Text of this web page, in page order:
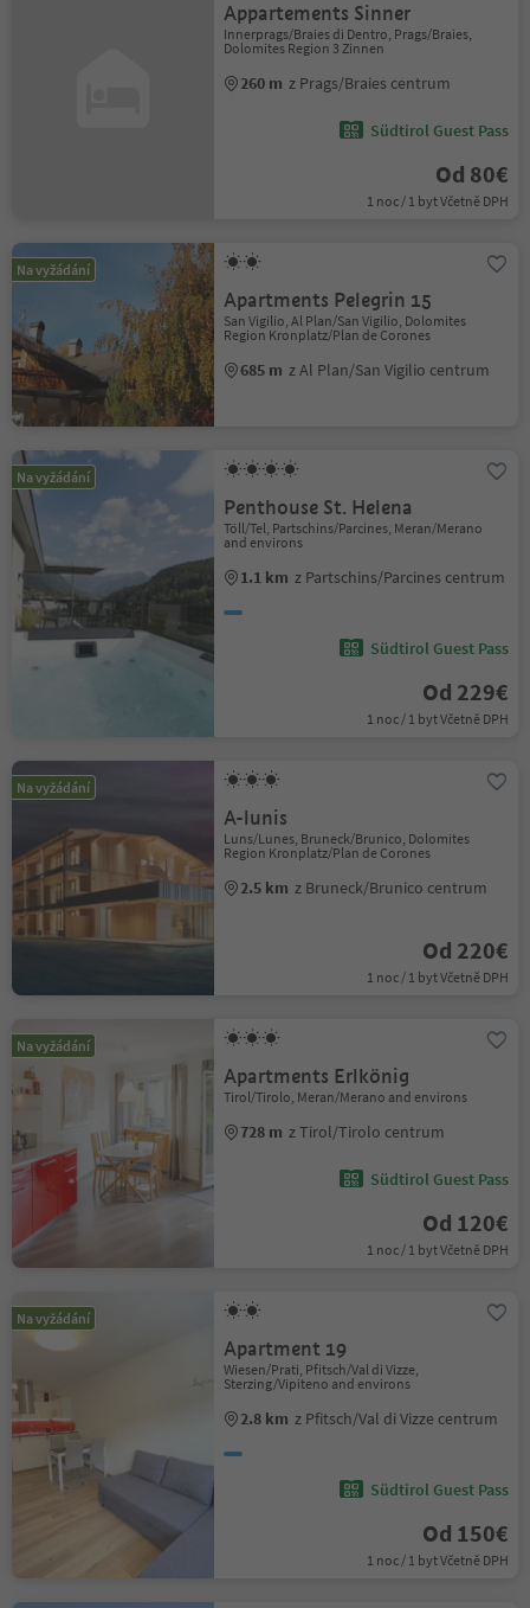
Appartements Sinner
Innerprags/Braies di Dentro, Prags/Braies,
Dolomites Region 3 Zinnen
260 m z Prags/Braies centrum
Südtirol Guest Pass
Od 80€
1 noc / 1 byt Včetně DPH
Na vyžádání
Apartments Pelegrin 15
San Vigilio, Al Plan/San Vigilio, Dolomites
Region Kronplatz/Plan de Corones
685 m z Al Plan/San Vigilio centrum
Na vyžádání
Penthouse St. Helena
Töll/Tel, Partschins/Parcines, Meran/Merano
and environs
1.1 km z Partschins/Parcines centrum
Südtirol Guest Pass
Od 229€
1 noc / 1 byt Včetně DPH
Na vyžádání
A-lunis
Luns/Lunes, Bruneck/Brunico, Dolomites
Region Kronplatz/Plan de Corones
2.5 km z Bruneck/Brunico centrum
Od 220€
1 noc / 1 byt Včetně DPH
Na vyžádání
Apartments Erlkönig
Tirol/Tirolo, Meran/Merano and environs
728 m z Tirol/Tirolo centrum
Südtirol Guest Pass
Od 120€
1 noc / 1 byt Včetně DPH
Na vyžádání
Apartment 19
Wiesen/Prati, Pfitsch/Val di Vizze,
Sterzing/Vipiteno and environs
2.8 km z Pfitsch/Val di Vizze centrum
Südtirol Guest Pass
Od 150€
1 noc / 1 byt Včetně DPH